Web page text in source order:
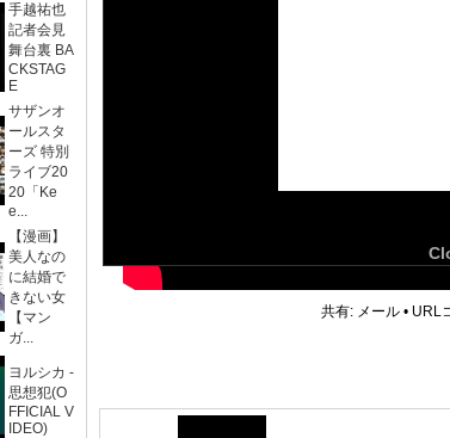
手越祐也
記者会見
舞台裏 BA
CKSTAG
E
サザンオ
ールスタ
ーズ 特別
ライブ20
20「Ke
e...
【漫画】
美人なの
に結婚で
きない女
【マン
ガ...
ヨルシカ -
思想犯(O
FFICIAL V
IDEO)
共有: メール • URL